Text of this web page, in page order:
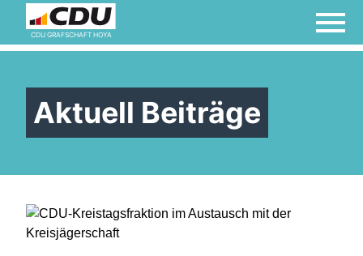
CDU GRAFSCHAFT HOYA
Aktuell Beiträge